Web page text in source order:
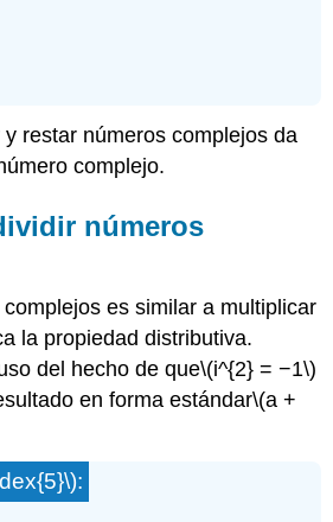
restar números complejos da
complejo.
números
es similar a multiplicar
la propiedad distributiva.
del hecho de que\(i^{2} = −1\)
en forma estándar\(a +
: